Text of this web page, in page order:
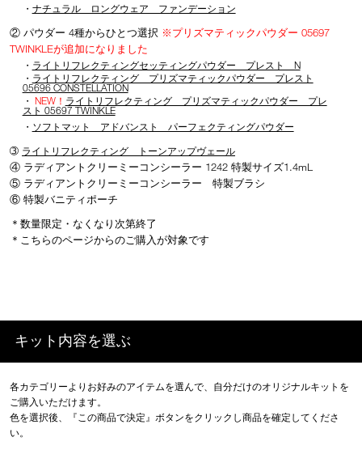
・ ナチュラル ロングウェア ファンデーション
② パウダー 4種からひとつ選択 ※プリズマティックパウダー 05697
TWINKLEが追加になりました
・ ライトリフレクティングセッティングパウダー プレスト N
・ ライトリフレクティング プリズマティックパウダー プレスト
05696 CONSTELLATION
・ NEW！ ライトリフレクティング プリズマティックパウダー プレ
スト 05697 TWINKLE
・ ソフトマット アドバンスト パーフェクティングパウダー
➂ ライトリフレクティング トーンアップヴェール
④ ラディアントクリーミーコンシーラー 1242 特製サイズ1.4mL
⑤ ラディアントクリーミーコンシーラー 特製ブラシ
⑥ 特製バニティポーチ
＊数量限定・なくなり次第終了
＊こちらのページからのご購入が対象です
キット内容を選ぶ
各カテゴリーよりお好みのアイテムを選んで、自分だけのオリジナルキットを
ご購入いただけます。
色を選択後、『この商品で決定』ボタンをクリックし商品を確定してくださ
い。